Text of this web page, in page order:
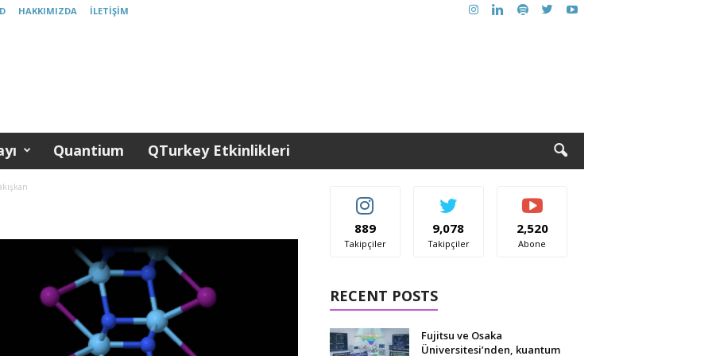
HAKKIMIZDA İLETIŞIM
Quantium QTurkey Etkinlikleri
889
Takipçiler
9,078
Takipçiler
2,520
Abone
RECENT POSTS
Fujitsu ve Osaka
Üniversitesi’nden, kuantum